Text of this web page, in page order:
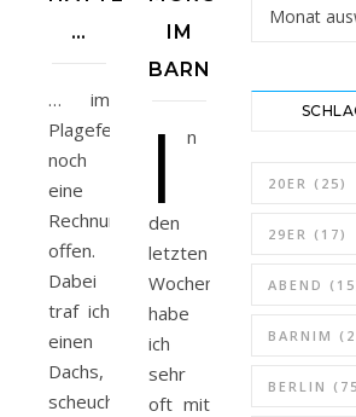
…
…
… im
Plagefenn
noch
eine
Rechnung
offen.
Dabei
traf ich
einen
Dachs,
scheuchte
IM
BARNIM
I n
den
letzten
Wochen
habe
ich
sehr
oft mit
20ER (25)
29ER (17)
ABEND
BARNIM
BERLIN